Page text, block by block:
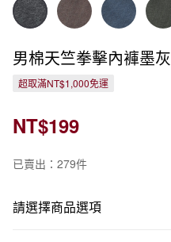
男棉天竺拳擊內褲墨灰
超取滿NT$1,000免運
NT$199
已賣出：279件
請選擇商品選項